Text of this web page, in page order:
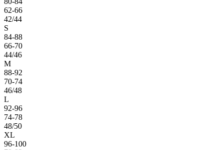
62-66
42/44
S
84-88
66-70
44/46
M
88-92
70-74
46/48
L
92-96
74-78
48/50
XL
96-100